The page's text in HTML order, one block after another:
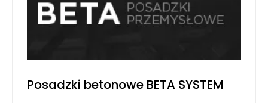
Posadzki betonowe BETA SYSTEM